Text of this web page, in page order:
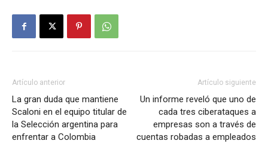
Artículo anterior
La gran duda que mantiene
Scaloni en el equipo titular de
la Selección argentina para
enfrentar a Colombia
Artículo siguiente
Un informe reveló que uno de
cada tres ciberataques a
empresas son a través de
cuentas robadas a empleados